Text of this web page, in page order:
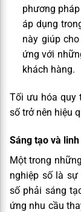
phương
áp dụng
này giúp
ứng với
khách hàng.
Tối ưu hóa quy
số trở nên hiệu
Sáng tạo và
Một trong
nghiệp số là
số phải sáng
ứng nhu cầu